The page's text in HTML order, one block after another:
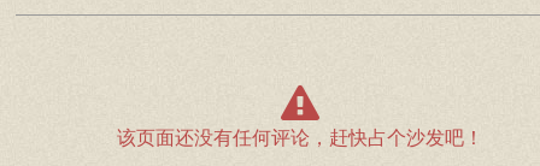
该页面还没有任何评论，赶快占个沙发吧！